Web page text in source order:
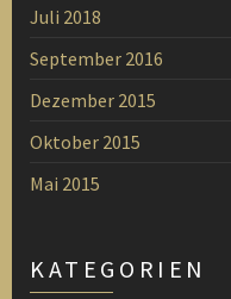
Juli 2018
September 2016
Dezember 2015
Oktober 2015
Mai 2015
KATEGORIEN